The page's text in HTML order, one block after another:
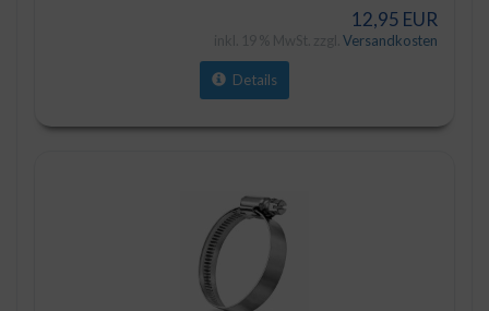
12,95 EUR
Versandkosten
Details